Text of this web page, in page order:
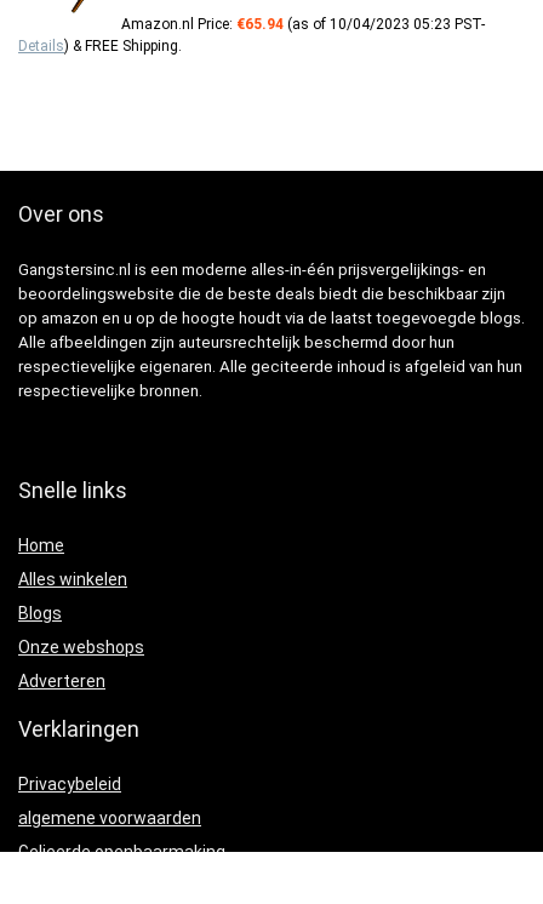
Amazon.nl Price: €65.94 (as of 10/04/2023 05:23 PST-
Details) &FREE Shipping.
Over ons
Gangstersinc.nl is een moderne alles-in-één prijsvergelijkings- en
beoordelingswebsite die de beste deals biedt die beschikbaar zijn
op amazon en u op de hoogte houdt via de laatst toegevoegde blogs.
Alle afbeeldingen zijn auteursrechtelijk beschermd door hun
respectievelijke eigenaren. Alle geciteerde inhoud is afgeleid van hun
respectievelijke bronnen.
Snelle links
Home
Alles winkelen
Blogs
Onze webshops
Adverteren
Verklaringen
Privacybeleid
algemene voorwaarden
Gelieerde openbaarmaking